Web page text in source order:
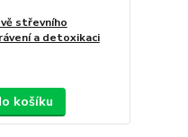
střevního
a detoxikaci
košíku